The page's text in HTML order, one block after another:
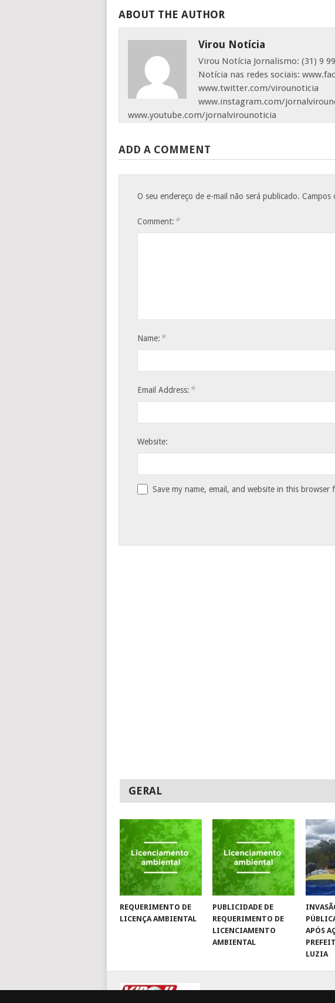
ABOUT THE AUTHOR
Virou Notícia
Virou Notícia Jornalismo: (31) 9
Notícia nas redes sociais:
www.twitter.com/virounoticia
www.instagram.com/
www.youtube.com/jornalvirounoticia
ADD A COMMENT
O seu endereço de e-mail não será publicado. Campos
Comment: *
Name: *
Email Address: *
Website:
Save my name, email, and website in this
GERAL
REQUERIMENTO DE
LICENÇA AMBIENTAL
PUBLICIDADE DE
REQUERIMENTO DE
LICENCIAMENTO
AMBIENTAL
APÓS
LUZIA